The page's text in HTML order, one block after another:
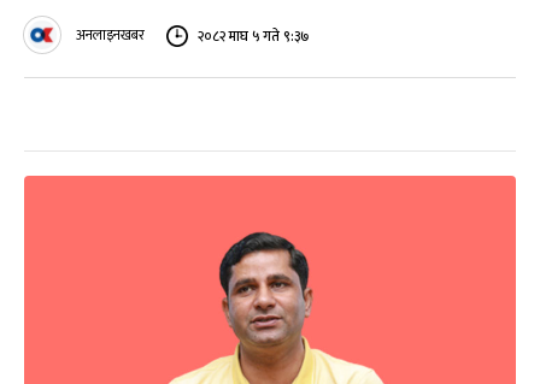
अनलाइनखबर २०८२ माघ ५ गते ९:३७